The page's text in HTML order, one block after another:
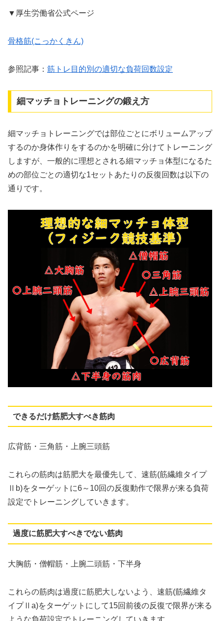
▼厚生労働省公式ページ
骨格筋(こっかくきん)
参照記事： 筋トレ目的別の適切な負荷回数設定
細マッチョトレーニングの鍛え方
細マッチョトレーニングでは部位ごとにボリュームアップ
するのか身体作りをするのかを明確に分けてトレーニング
しますが、一般的に理想とされる細マッチョ体型になるた
めの部位ごとの適切な1セットあたりの反復回数は以下の
通りです。
できるだけ筋肥大すべき筋肉
広背筋・三角筋・上腕三頭筋
これらの筋肉は筋肥大を最優先して、速筋(筋繊維タイプ
Ⅱb)をターゲットに6～10回の反復動作で限界が来る負荷
設定でトレーニングしていきます。
過度に筋肥大すべきでない筋肉
大胸筋・僧帽筋・上腕二頭筋・下半身
これらの筋肉は過度に筋肥大しないよう、速筋(筋繊維タ
イプⅡa)をターゲットにして15回前後の反復で限界が来る
ような負荷設定でトレーニングしていきます。